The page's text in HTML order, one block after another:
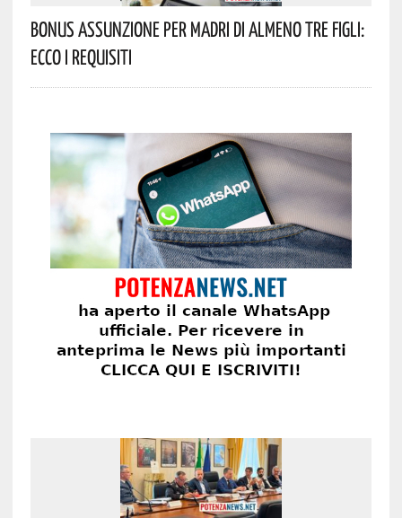
Bonus Assunzione Per Madri Di Almeno Tre Figli:
Ecco I Requisiti